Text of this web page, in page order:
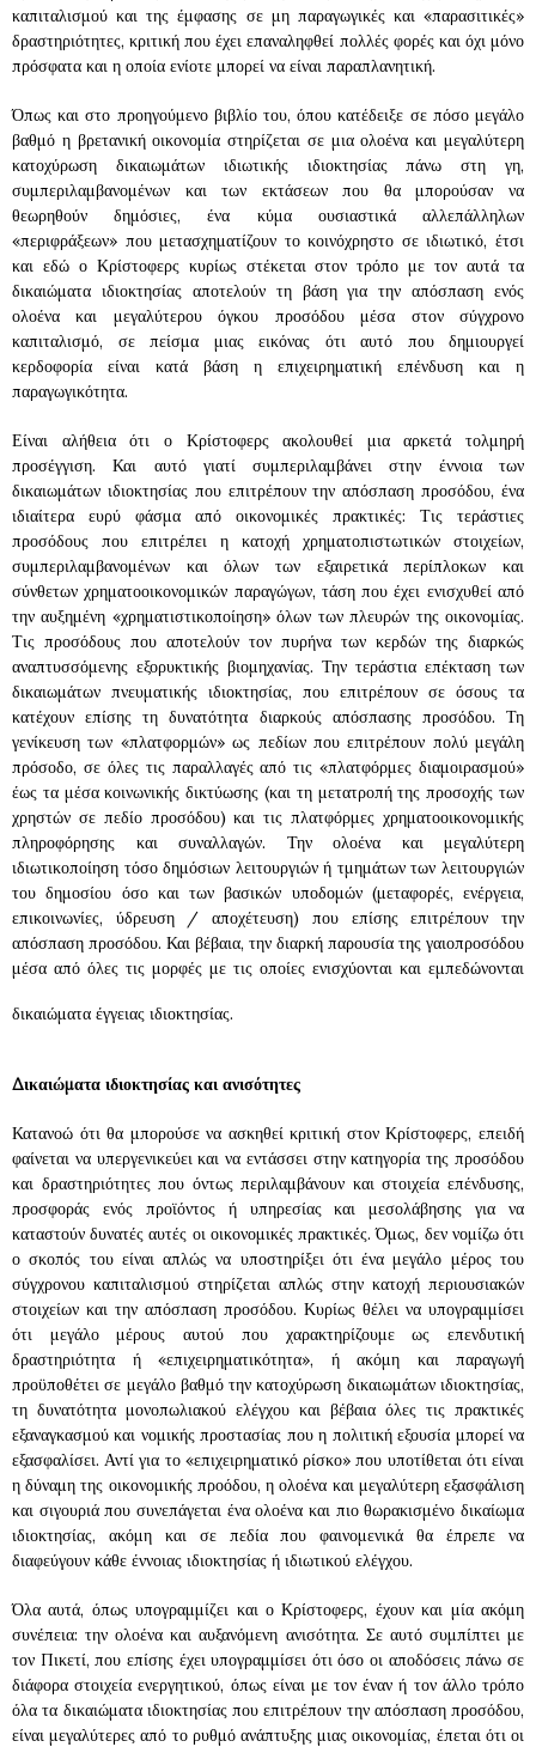
καπιταλισμού και της έμφασης σε μη παραγωγικές και «παρασιτικές»
δραστηριότητες, κριτική που έχει επαναληφθεί πολλές φορές και όχι μόνο
πρόσφατα και η οποία ενίοτε μπορεί να είναι παραπλανητική.
Όπως και στο προηγούμενο βιβλίο του, όπου κατέδειξε σε πόσο μεγάλο
βαθμό η βρετανική οικονομία στηρίζεται σε μια ολοένα και μεγαλύτερη
κατοχύρωση δικαιωμάτων ιδιωτικής ιδιοκτησίας πάνω στη γη,
συμπεριλαμβανομένων και των εκτάσεων που θα μπορούσαν να
θεωρηθούν δημόσιες, ένα κύμα ουσιαστικά αλλεπάλληλων
«περιφράξεων» που μετασχηματίζουν το κοινόχρηστο σε ιδιωτικό, έτσι
και εδώ ο Κρίστοφερς κυρίως στέκεται στον τρόπο με τον αυτά τα
δικαιώματα ιδιοκτησίας αποτελούν τη βάση για την απόσπαση ενός
ολοένα και μεγαλύτερου όγκου προσόδου μέσα στον σύγχρονο
καπιταλισμό, σε πείσμα μιας εικόνας ότι αυτό που δημιουργεί
κερδοφορία είναι κατά βάση η επιχειρηματική επένδυση και η
παραγωγικότητα.
Είναι αλήθεια ότι ο Κρίστοφερς ακολουθεί μια αρκετά τολμηρή
προσέγγιση. Και αυτό γιατί συμπεριλαμβάνει στην έννοια των
δικαιωμάτων ιδιοκτησίας που επιτρέπουν την απόσπαση προσόδου, ένα
ιδιαίτερα ευρύ φάσμα από οικονομικές πρακτικές: Τις τεράστιες
προσόδους που επιτρέπει η κατοχή χρηματοπιστωτικών στοιχείων,
συμπεριλαμβανομένων και όλων των εξαιρετικά περίπλοκων και
σύνθετων χρηματοοικονομικών παραγώγων, τάση που έχει ενισχυθεί από
την αυξημένη «χρηματιστικοποίηση» όλων των πλευρών της οικονομίας.
Τις προσόδους που αποτελούν τον πυρήνα των κερδών της διαρκώς
αναπτυσσόμενης εξορυκτικής βιομηχανίας. Την τεράστια επέκταση των
δικαιωμάτων πνευματικής ιδιοκτησίας, που επιτρέπουν σε όσους τα
κατέχουν επίσης τη δυνατότητα διαρκούς απόσπασης προσόδου. Τη
γενίκευση των «πλατφορμών» ως πεδίων που επιτρέπουν πολύ μεγάλη
πρόσοδο, σε όλες τις παραλλαγές από τις «πλατφόρμες διαμοιρασμού»
έως τα μέσα κοινωνικής δικτύωσης (και τη μετατροπή της προσοχής των
χρηστών σε πεδίο προσόδου) και τις πλατφόρμες χρηματοοικονομικής
πληροφόρησης και συναλλαγών. Την ολοένα και μεγαλύτερη
ιδιωτικοποίηση τόσο δημόσιων λειτουργιών ή τμημάτων των λειτουργιών
του δημοσίου όσο και των βασικών υποδομών (μεταφορές, ενέργεια,
επικοινωνίες, ύδρευση / αποχέτευση) που επίσης επιτρέπουν την
απόσπαση προσόδου. Και βέβαια, την διαρκή παρουσία της γαιοπροσόδου
μέσα από όλες τις μορφές με τις οποίες ενισχύονται και εμπεδώνονται
δικαιώματα έγγειας ιδιοκτησίας.
Δικαιώματα ιδιοκτησίας και ανισότητες
Κατανοώ ότι θα μπορούσε να ασκηθεί κριτική στον Κρίστοφερς, επειδή
φαίνεται να υπεργενικεύει και να εντάσσει στην κατηγορία της προσόδου
και δραστηριότητες που όντως περιλαμβάνουν και στοιχεία επένδυσης,
προσφοράς ενός προϊόντος ή υπηρεσίας και μεσολάβησης για να
καταστούν δυνατές αυτές οι οικονομικές πρακτικές. Όμως, δεν νομίζω ότι
ο σκοπός του είναι απλώς να υποστηρίξει ότι ένα μεγάλο μέρος του
σύγχρονου καπιταλισμού στηρίζεται απλώς στην κατοχή περιουσιακών
στοιχείων και την απόσπαση προσόδου. Κυρίως θέλει να υπογραμμίσει
ότι μεγάλο μέρους αυτού που χαρακτηρίζουμε ως επενδυτική
δραστηριότητα ή «επιχειρηματικότητα», ή ακόμη και παραγωγή
προϋποθέτει σε μεγάλο βαθμό την κατοχύρωση δικαιωμάτων ιδιοκτησίας,
τη δυνατότητα μονοπωλιακού ελέγχου και βέβαια όλες τις πρακτικές
εξαναγκασμού και νομικής προστασίας που η πολιτική εξουσία μπορεί να
εξασφαλίσει. Αντί για το «επιχειρηματικό ρίσκο» που υποτίθεται ότι είναι
η δύναμη της οικονομικής προόδου, η ολοένα και μεγαλύτερη εξασφάλιση
και σιγουριά που συνεπάγεται ένα ολοένα και πιο θωρακισμένο δικαίωμα
ιδιοκτησίας, ακόμη και σε πεδία που φαινομενικά θα έπρεπε να
διαφεύγουν κάθε έννοιας ιδιοκτησίας ή ιδιωτικού ελέγχου.
Όλα αυτά, όπως υπογραμμίζει και ο Κρίστοφερς, έχουν και μία ακόμη
συνέπεια: την ολοένα και αυξανόμενη ανισότητα. Σε αυτό συμπίπτει με
τον Πικετί, που επίσης έχει υπογραμμίσει ότι όσο οι αποδόσεις πάνω σε
διάφορα στοιχεία ενεργητικού, όπως είναι με τον έναν ή τον άλλο τρόπο
όλα τα δικαιώματα ιδιοκτησίας που επιτρέπουν την απόσπαση προσόδου,
είναι μεγαλύτερες από το ρυθμό ανάπτυξης μιας οικονομίας, έπεται ότι οι